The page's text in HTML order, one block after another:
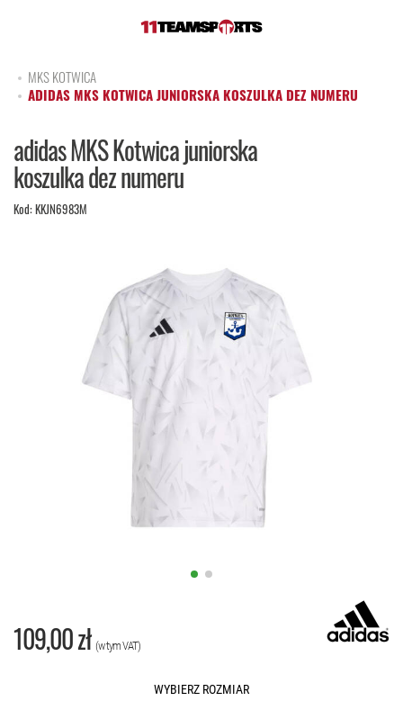
MKS KOTWICA
ADIDAS MKS KOTWICA JUNIORSKA KOSZULKA DEZ NUMERU
adidas MKS Kotwica juniorska
koszulka dez numeru
Kod:KKJN6983M
109,00 zł (w tym VAT)
WYBIERZ ROZMIAR